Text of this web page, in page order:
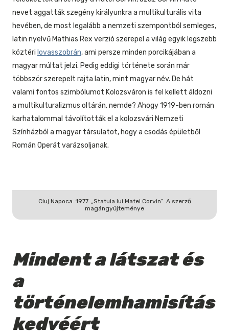
nevet aggatták szegény királyunkra a multikulturális vita
hevében, de most legalább a nemzeti szempontból semleges,
latin nyelvű Mathias Rex verzió szerepel a világ egyik legszebb
köztéri lovasszobrán, ami persze minden porcikájában a
magyar múltat jelzi. Pedig eddigi története során már
többször szerepelt rajta latin, mint magyar név. De hát
valami fontos szimbólumot Kolozsváron is fel kellett áldozni
a multikulturalizmus oltárán, nemde? Ahogy 1919-ben román
karhatalommal távolították el a kolozsvári Nemzeti
Színházból a magyar társulatot, hogy a csodás épületből
Román Operát varázsoljanak.
Cluj Napoca. 1977. „Statuia lui Matei Corvin”. A szerző
magángyűjteménye
Mindent a látszat és
a
történelemhamisítás
kedvéért